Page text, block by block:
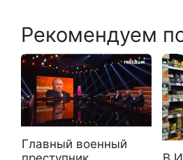
Рекомендуем
Главный военный